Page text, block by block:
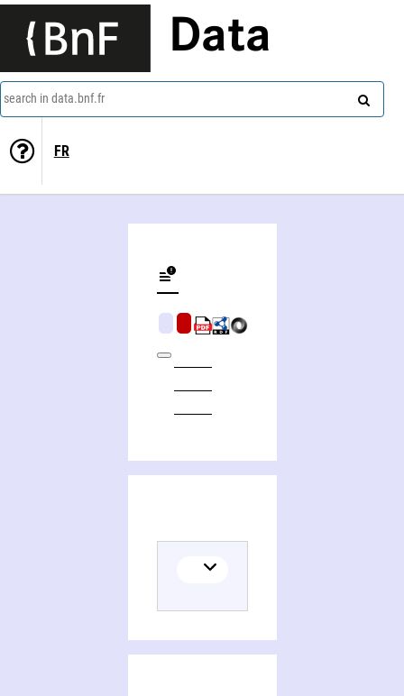
Data
search in data.bnf.fr
FR